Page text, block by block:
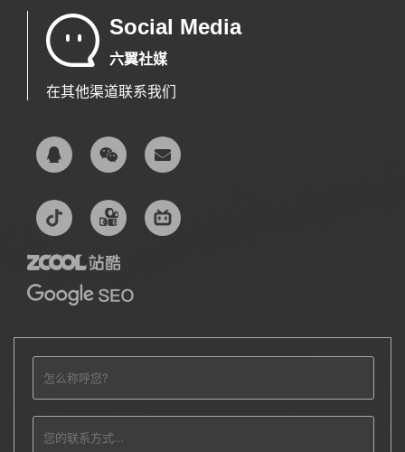
Social Media
六翼社媒
在其他渠道联系我们